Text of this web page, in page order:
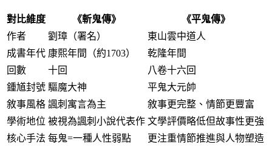
對比維度 《斬鬼傳》
《平鬼傳》
作者
劉璋（署名）
東山雲中道人
成書年代 康熙年間（約1703）
乾隆年間
回數
十回
八卷十六回
鍾馗封號 驅魔大神
平鬼大元帥
敘事風格 諷刺寓言為主
敘事更完整、情節更豐富
學術地位 被視為諷刺小說代表作 文學評價略低但故事性更強
核心手法 每鬼=一種人性弱點 更注重情節推進與人物塑造